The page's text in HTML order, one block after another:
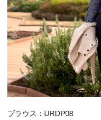
ブラウス：URDP08